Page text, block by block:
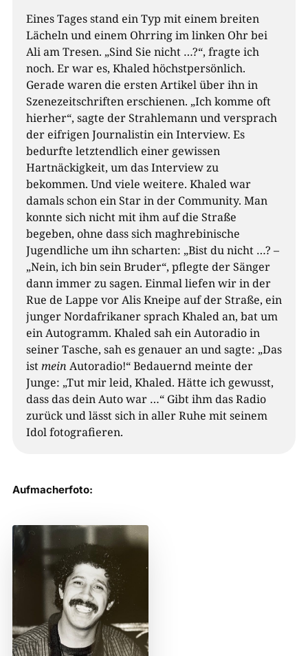
Eines Tages stand ein Typ mit einem breiten
Lächeln und einem Ohrring im linken Ohr bei
Ali am Tresen. „Sind Sie nicht …?“, fragte ich
noch. Er war es, Khaled höchstpersönlich.
Gerade waren die ersten Artikel über ihn in
Szenezeitschriften erschienen. „Ich komme oft
hierher“, sagte der Strahlemann und versprach
der eifrigen Journalistin ein Interview. Es
bedurfte letztendlich einer gewissen
Hartnäckigkeit, um das Interview zu
bekommen. Und viele weitere. Khaled war
damals schon ein Star in der Community. Man
konnte sich nicht mit ihm auf die Straße
begeben, ohne dass sich maghrebinische
Jugendliche um ihn scharten: „Bist du nicht …? –
„Nein, ich bin sein Bruder“, pflegte der Sänger
dann immer zu sagen. Einmal liefen wir in der
Rue de Lappe vor Alis Kneipe auf der Straße, ein
junger Nordafrikaner sprach Khaled an, bat um
ein Autogramm. Khaled sah ein Autoradio in
seiner Tasche, sah es genauer an und sagte: „Das
istmein Autoradio!“ Bedauernd meinte der
Junge: „Tut mir leid, Khaled. Hätte ich gewusst,
dass das dein Auto war …“ Gibt ihm das Radio
zurück und lässt sich in aller Ruhe mit seinem
Idol fotografieren.
Aufmacherfoto: